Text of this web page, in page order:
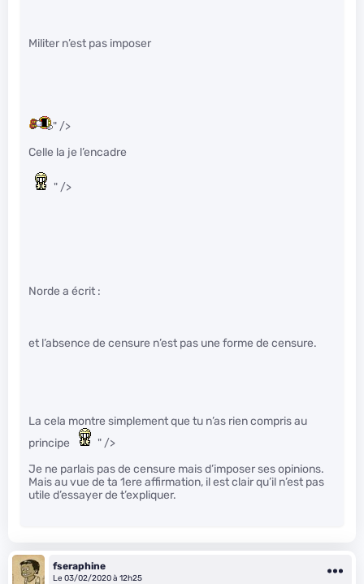
Militer n’est pas imposer
" />
Celle la je l’encadre
" />
Norde a écrit :
et l’absence de censure n’est pas une forme de censure.
La cela montre simplement que tu n’as rien compris au
principe
" />
Je ne parlais pas de censure mais d’imposer ses opinions.
Mais au vue de ta 1ere affirmation, il est clair qu’il n’est pas
utile d’essayer de t’expliquer.
fseraphine
Le 03/02/2020 à 12h25